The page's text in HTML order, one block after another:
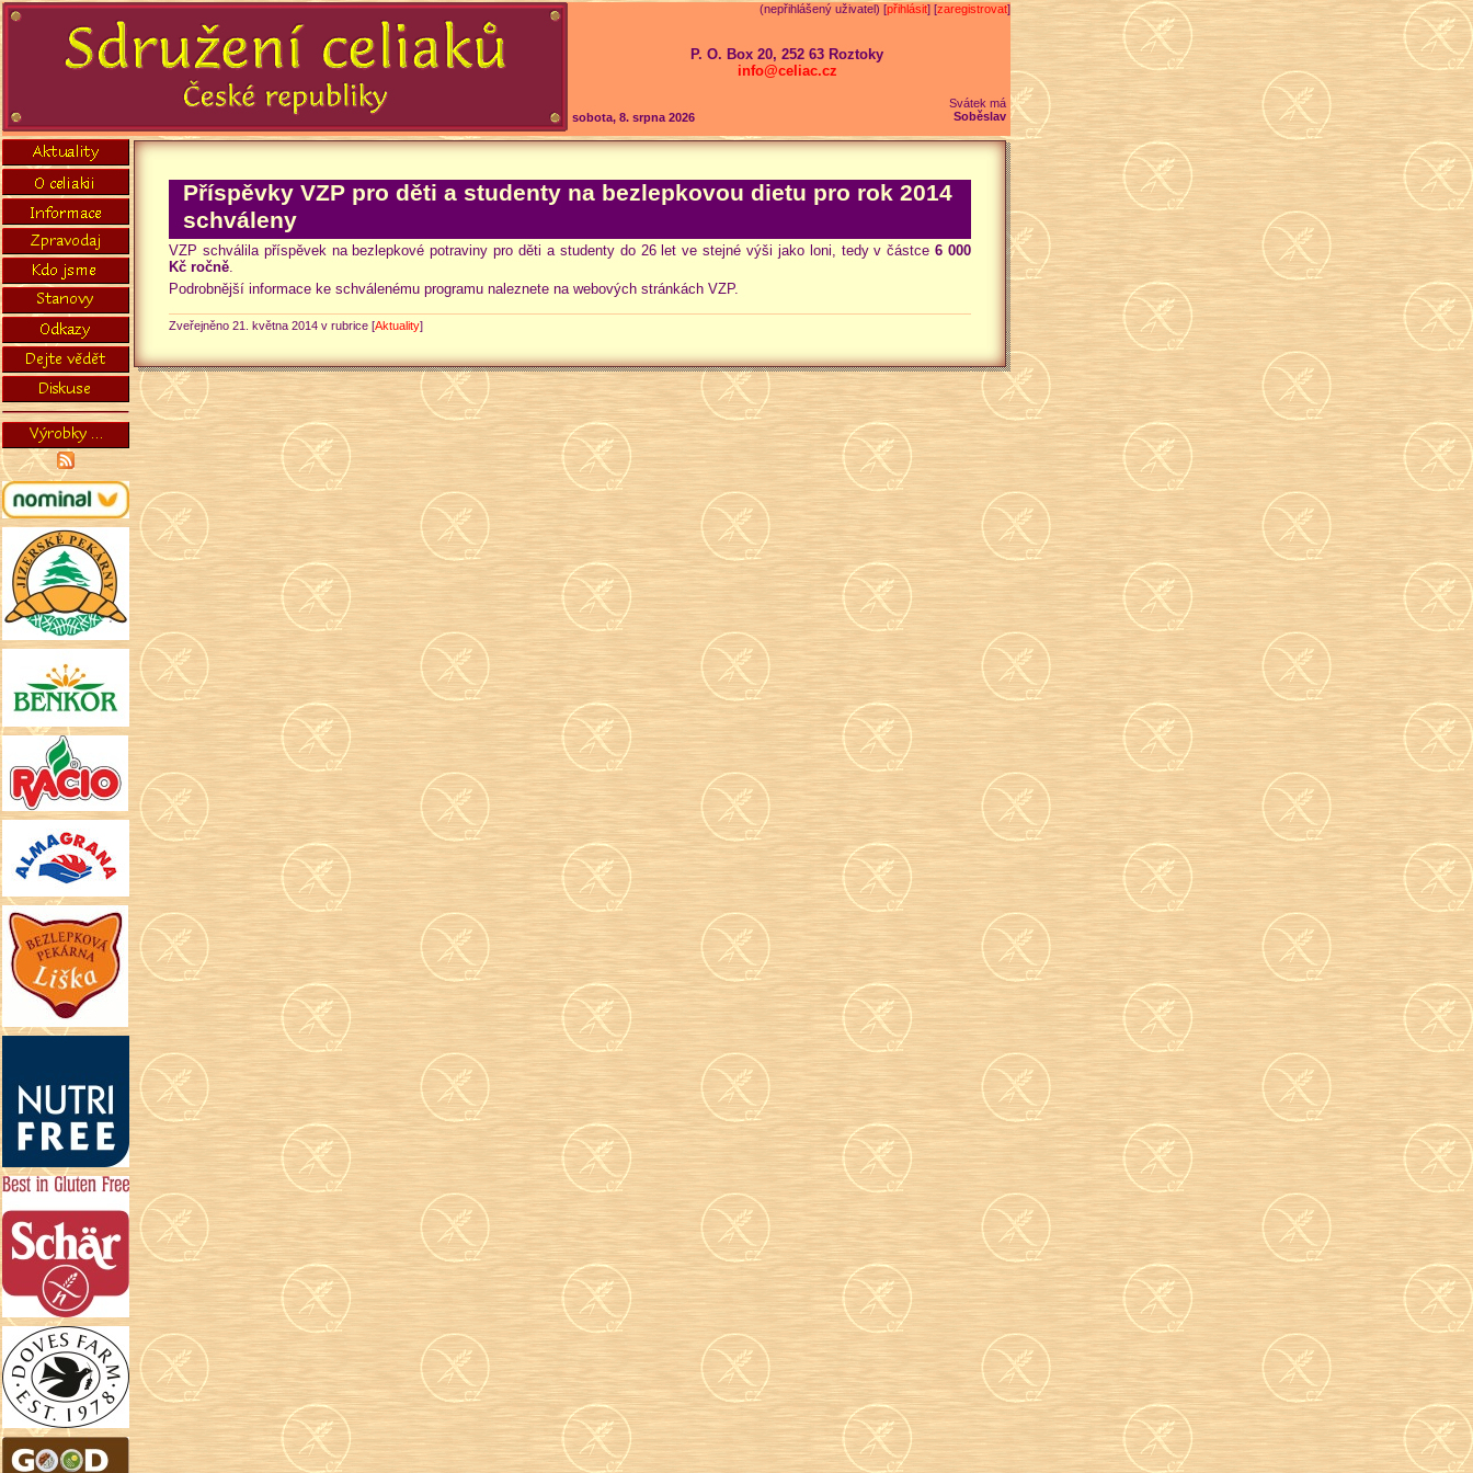
(nepřihlášený uživatel) [přihlásit] [zaregistrovat]
sobota, 8. srpna 2026
Svátek má
Soběslav
P. O. Box 20, 252 63 Roztoky
info@celiac.cz
Příspěvky VZP pro děti a studenty na bezlepkovou dietu pro rok 2014
schváleny
VZP schválila příspěvek na bezlepkové potraviny pro děti a studenty do 26 let ve stejné výši jako loni, tedy v částce6 000
Kč ročně
Podrobnější informace ke schválenému programu naleznete na webových stránkách VZP.
Zveřejněno 21. května 2014 v rubrice [Aktuality]